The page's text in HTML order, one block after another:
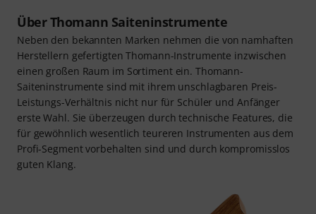
Über Thomann Saiteninstrumente
Neben den bekannten Marken nehmen die von namhaften
Herstellern gefertigten Thomann-Instrumente inzwischen
einen großen Raum im Sortiment ein. Thomann-
Saiteninstrumente sind mit ihrem unschlagbaren Preis-
Leistungs-Verhältnis nicht nur für Schüler und Anfänger
erste Wahl. Sie überzeugen durch technische Features, die
für gewöhnlich wesentlich teureren Instrumenten aus dem
Profi-Segment vorbehalten sind und durch kompromisslos
guten Klang.